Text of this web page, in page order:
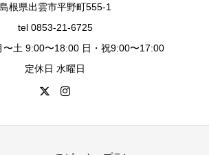
島根県出雲市平野町555-1
tel 0853-21-6725
土 9:00〜18:00 日・祝9:00〜17:00
定休日 水曜日